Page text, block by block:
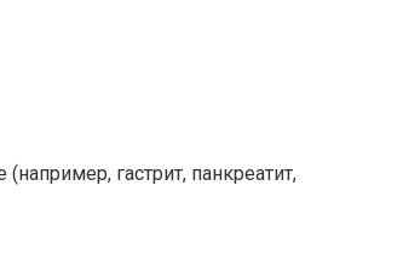
гастрит, панкреатит,